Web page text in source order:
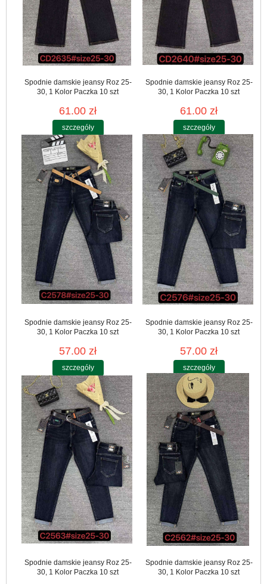
Spodnie damskie jeansy Roz 25-
30, 1 Kolor Paczka 10 szt
61.00 zł
szczegóły
Spodnie damskie jeansy Roz 25-
30, 1 Kolor Paczka 10 szt
61.00 zł
szczegóły
Spodnie damskie jeansy Roz 25-
30, 1 Kolor Paczka 10 szt
57.00 zł
szczegóły
Spodnie damskie jeansy Roz 25-
30, 1 Kolor Paczka 10 szt
57.00 zł
szczegóły
Spodnie damskie jeansy Roz 25-
30, 1 Kolor Paczka 10 szt
Spodnie damskie jeansy Roz 25-
30, 1 Kolor Paczka 10 szt